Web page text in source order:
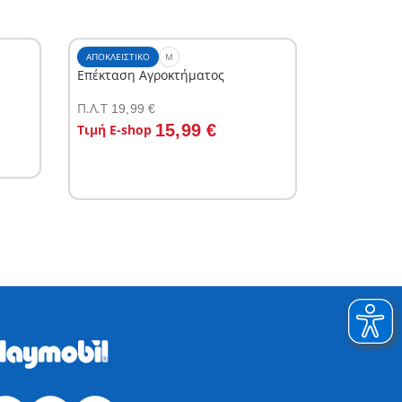
ΑΠΟΚΛΕΙΣΤΙΚΌ M
Επέκταση Αγροκτήματος
Π.Λ.T 19,99 €
Τιμή E-shop 15,99 €
Στο καλάθι